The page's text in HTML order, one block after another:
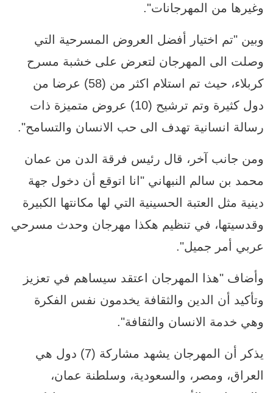
وغيرها من المهرجانات".
وبين "تم اختيار أفضل العروض المسرحية التي
وصلت الى المهرجان لتعرض على خشبة مسرح
كربلاء، حيث تم استلام اكثر من (58) عرضا من
دول كثيرة وتم ترشيح (10) عروض متميزة ذات
رسالة انسانية تهدف الى حب الانسان والتسامح".
ومن جانب آخر، قال رئيس فرقة الدن من عمان
محمد بن سالم النبهاني "انا اتوقع أن دخول جهة
دينية مثل العتبة الحسينية التي لها مكانتها الكبيرة
وقدسيتها، في تنظيم هكذا مهرجان وحدث مسرحي
عربي أمر جميل".
وأضاف "هذا المهرجان اعتقد سيساهم في تعزيز
وتأكيد أن الدين والثقافة يخدمون نفس الفكرة
وهي خدمة الانسان والثقافة".
يذكر أن المهرجان يشهد مشاركة (7) دول هي
العراق، ومصر، والسعودية، وسلطنة عمان،